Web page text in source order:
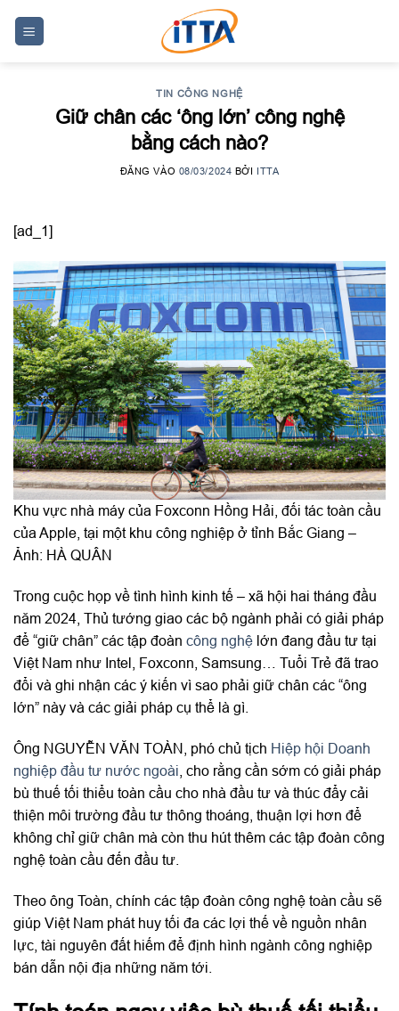
TIN CÔNG NGHỆ
Giữ chân các ‘ông lớn’ công nghệ
bằng cách nào?
ĐĂNG VÀO 08/03/2024 BỞI ITTA
[ad_1]
Khu vực nhà máy của Foxconn Hồng Hải, đối tác toàn cầu
của Apple, tại một khu công nghiệp ở tỉnh Bắc Giang –
Ảnh: HÀ QUÂN
Trong cuộc họp về tình hình kinh tế – xã hội hai tháng đầu
năm 2024, Thủ tướng giao các bộ ngành phải có giải pháp
để “giữ chân” các tập đoàn công nghệ lớn đang đầu tư tại
Việt Nam như Intel, Foxconn, Samsung… Tuổi Trẻ đã trao
đổi và ghi nhận các ý kiến vì sao phải giữ chân các “ông
lớn” này và các giải pháp cụ thể là gì.
Ông NGUYỄN VĂN TOÀN, phó chủ tịch Hiệp hội Doanh
nghiệp đầu tư nước ngoài , cho rằng cần sớm có giải pháp
bù thuế tối thiểu toàn cầu cho nhà đầu tư và thúc đẩy cải
thiện môi trường đầu tư thông thoáng, thuận lợi hơn để
không chỉ giữ chân mà còn thu hút thêm các tập đoàn công
nghệ toàn cầu đến đầu tư.
Theo ông Toàn, chính các tập đoàn công nghệ toàn cầu sẽ
giúp Việt Nam phát huy tối đa các lợi thế về nguồn nhân
lực, tài nguyên đất hiếm để định hình ngành công nghiệp
bán dẫn nội địa những năm tới.